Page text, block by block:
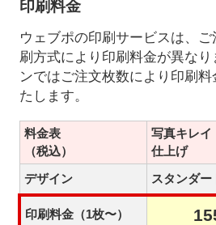
印刷料金
ウェブポの印刷サービスは、
刷方式により印刷料金が異なり
ンではご注文枚数により印刷
たします。
料金表
（税込）
写真キレイ
仕上げ
デザイン
スタンダー
印刷料金（1枚〜）